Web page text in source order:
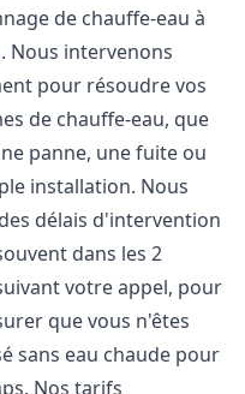
de chauffe-eau à
. Nous intervenons
pour résoudre vos
de chauffe-eau, que
panne, une fuite ou
installation. Nous
délais d'intervention
dans les 2
votre appel, pour
que vous n'êtes
sans eau chaude pour
Nos tarifs